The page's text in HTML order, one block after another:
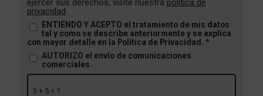
ejercer sus derechos, visite nuestra política de
privacidad.
ENTIENDO Y ACEPTO el tratamiento de mis datos
tal y como se describe anteriormente y se explica
con mayor detalle en la Política de Privacidad. *
AUTORIZO el envío de comunicaciones
comerciales.
3 + 5 = ?